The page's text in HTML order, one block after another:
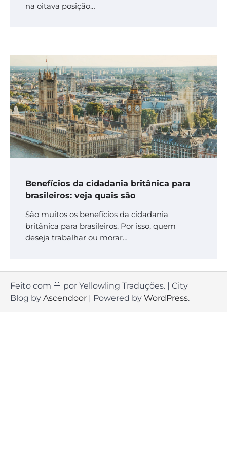
na oitava posição…
Benefícios da cidadania britânica para
brasileiros: veja quais são
São muitos os benefícios da cidadania
britânica para brasileiros. Por isso, quem
deseja trabalhar ou morar…
Feito com 💛 por Yellowling Traduções. | City
Blog by Ascendoor | Powered by WordPress.